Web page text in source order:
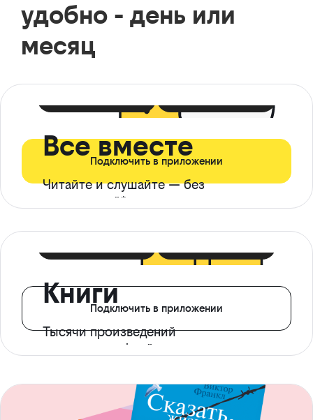
удобно - день или
месяц
Все вместе
Читайте и слушайте — без
ограничений*
Подключить в приложении
Книги
Тысячи произведений
с доступом офлайн
Подключить в приложении